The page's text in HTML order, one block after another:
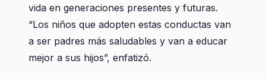
vida en generaciones presentes y futuras.
“Los niños que adopten estas conductas van
a ser padres más saludables y van a educar
mejor a sus hijos”, enfatizó.